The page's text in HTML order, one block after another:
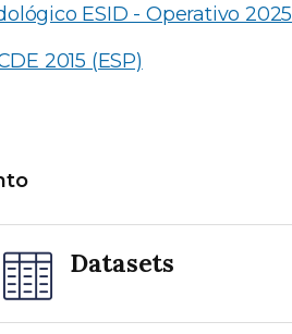
ESID - Operativo 2025
2015 (ESP)
Datasets